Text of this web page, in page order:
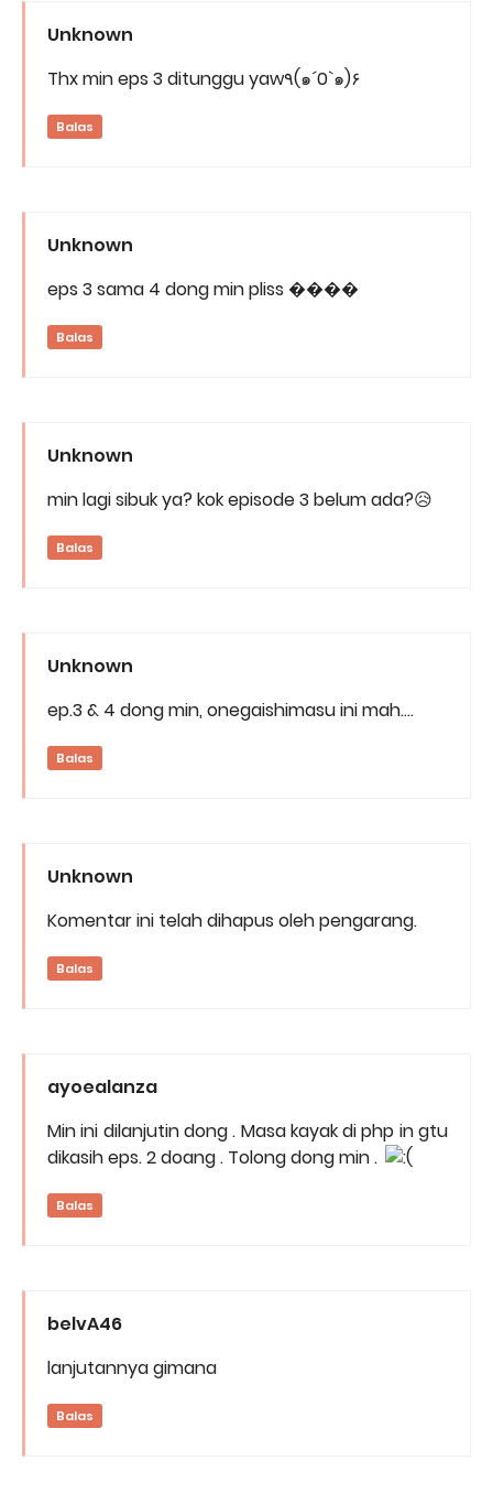
Unknown
Thx min eps 3 ditunggu yaw٩(๑´0`๑)۶
Balas
Unknown
eps 3 sama 4 dong min pliss ����
Balas
Unknown
min lagi sibuk ya? kok episode 3 belum ada?😥
Balas
Unknown
ep.3 & 4 dong min, onegaishimasu ini mah....
Balas
Unknown
Komentar ini telah dihapus oleh pengarang.
Balas
ayoealanza
Min ini dilanjutin dong . Masa kayak di php in gtu
dikasih eps. 2 doang . Tolong dong min .
Balas
belvA46
lanjutannya gimana
Balas